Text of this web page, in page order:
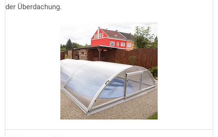
der Überdachung.